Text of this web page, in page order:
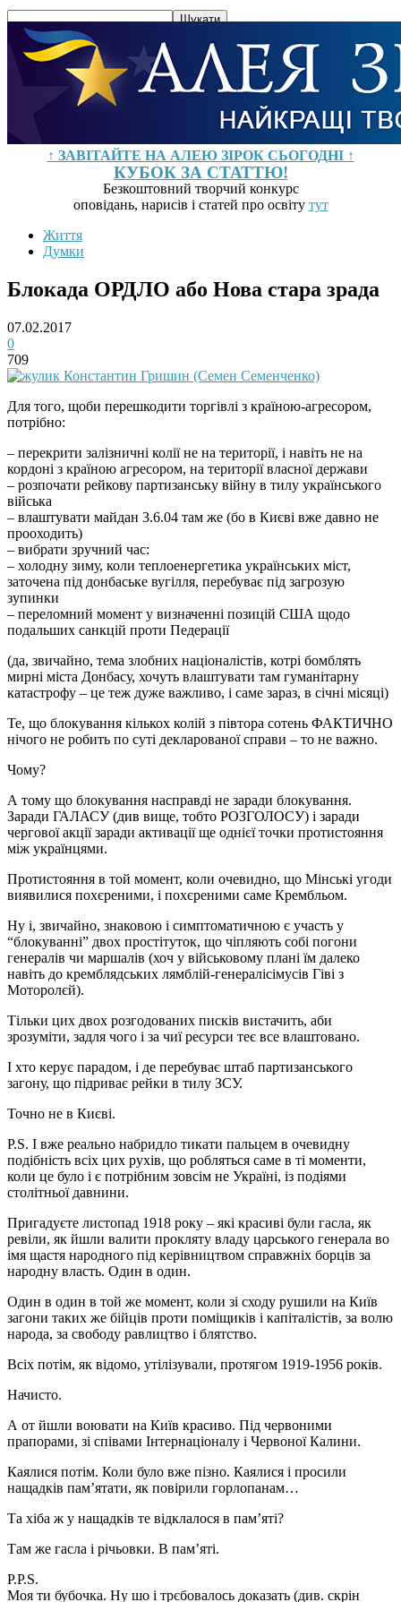
↑ ЗАВІТАЙТЕ НА АЛЕЮ ЗІРОК СЬОГОДНІ ↑
КУБОК ЗА СТАТТЮ!
Безкоштовний творчий конкурс
оповідань, нарисів і статей про освіту тут
Життя
Думки
Блокада ОРДЛО або Нова стара зрада
07.02.2017
0
709
Для того, щоби перешкодити торгівлі з країною-агресором,
потрібно:
– перекрити залізничні колії не на території, і навіть не на
кордоні з країною агресором, на території власної держави
– розпочати рейкову партизанську війну в тилу українського
війська
– влаштувати майдан 3.6.04 там же (бо в Києві вже давно не
прооходить)
– вибрати зручний час:
– холодну зиму, коли теплоенергетика українських міст,
заточена під донбаське вугілля, перебуває під загрозую
зупинки
– переломний момент у визначенні позицій США щодо
подальших санкцій проти Педерації
(да, звичайно, тема злобних націоналістів, котрі бомблять
мирні міста Донбасу, хочуть влаштувати там гуманітарну
катастрофу – це теж дуже важливо, і саме зараз, в січні місяці)
Те, що блокування кількох колій з півтора сотень ФАКТИЧНО
нічого не робить по суті декларованої справи – то не важно.
Чому?
А тому що блокування насправді не заради блокування.
Заради ГАЛАСУ (див вище, тобто РОЗГОЛОСУ) і заради
чергової акції заради активації ще однієї точки протистояння
між українцями.
Протистояння в той момент, коли очевидно, що Мінські угоди
виявилися похєреними, і похєреними саме Крембльом.
Ну і, звичайно, знаковою і симптоматичною є участь у
“блокуванні” двох простітуток, що чіпляють собі погони
генералів чи маршалів (хоч у військовому плані їм далеко
навіть до кремблядських лямблій-генералісімусів Гіві з
Моторолєй).
Тільки цих двох розгодованих писків вистачить, аби
зрозуміти, задля чого і за чиї ресурси теє все влаштовано.
І хто керує парадом, і де перебуває штаб партизанського
загону, що підриває рейки в тилу ЗСУ.
Точно не в Києві.
P.S. І вже реально набридло тикати пальцем в очевидну
подібність всіх цих рухів, що робляться саме в ті моменти,
коли це було і є потрібним зовсім не Україні, із подіями
столітньої давнини.
Пригадуєте листопад 1918 року – які красиві були гасла, як
ревіли, як йшли валити прокляту владу царського генерала во
імя щастя народного під керівництвом справжніх борців за
народну власть. Один в один.
Один в один в той же момент, коли зі сходу рушили на Київ
загони таких же бійців проти поміщиків і капіталістів, за волю
народа, за свободу равлицтво і блятство.
Всіх потім, як відомо, утілізували, протягом 1919-1956 років.
Начисто.
А от йшли воювати на Київ красиво. Під червоними
прапорами, зі співами Інтернаціоналу і Червоної Калини.
Каялися потім. Коли було вже пізно. Каялися і просили
нащадків пам’ятати, як повірили горлопанам…
Та хіба ж у нащадків те відклалося в пам’яті?
Там же гасла і річьовки. В пам’яті.
P.P.S.
Моя ти бубочка. Ну шо і трєбовалось доказать (див. скрін